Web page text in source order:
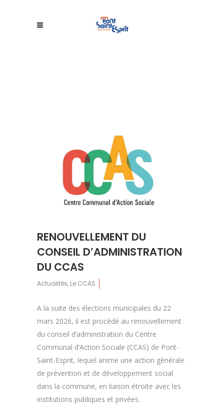
RENOUVELLEMENT DU
CONSEIL D’ADMINISTRATION
DU CCAS
Actualités, Le CCAS
A la suite des élections municipales du 22
mars 2026, il est procédé au renouvellement
du conseil d’administration du Centre
Communal d’Action Sociale (CCAS) de Pont-
Saint-Esprit, lequel anime une action générale
de prévention et de développement social
dans la commune, en liaison étroite avec les
institutions publiques et privées.